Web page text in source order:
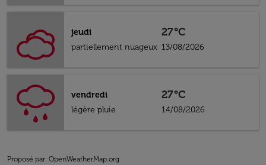
jeudi
partiellement nuageux
27°C
13/08/2026
vendredi
légère pluie
27°C
14/08/2026
Proposé par: OpenWeatherMap.org